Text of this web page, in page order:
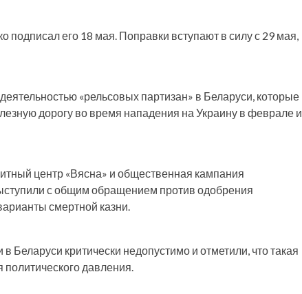
подписал его 18 мая. Поправки вступают в силу с 29 мая,
«рельсовых партизан» в Беларуси, которые
дорогу во время нападения на Украину в феврале и
центр «Вясна» и общественная кампания
с общим обращением против одобрения
смертной казни.
Беларуси критически недопустимо и отметили, что такая
давления.